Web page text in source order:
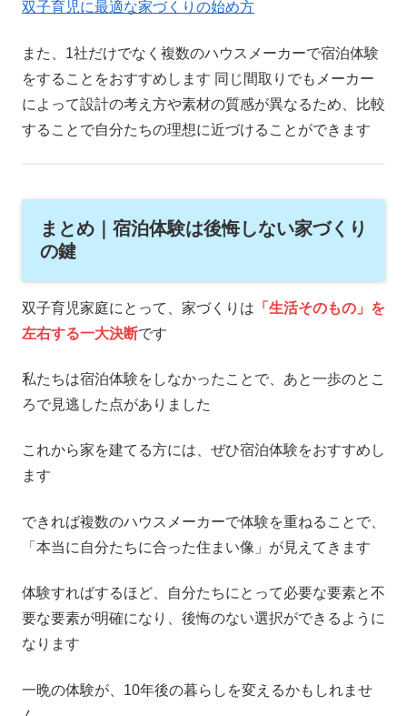
双子育児に最適な家づくりの始め方
また、1社だけでなく複数のハウスメーカーで宿泊体験
をすることをおすすめします 同じ間取りでもメーカー
によって設計の考え方や素材の質感が異なるため、比較
することで自分たちの理想に近づけることができます
まとめ｜宿泊体験は後悔しない家づくり
の鍵
双子育児家庭にとって、家づくりは 「 生活そのもの」を
左右する一大決断です
私たちは宿泊体験をしなかったことで、あと一歩のとこ
ろで見逃した点がありました
これから家を建てる方には、ぜひ宿泊体験をおすすめし
ます
できれば複数のハウスメーカーで体験を重ねることで、
「本当に自分たちに合った住まい像」が見えてきます
体験すればするほど、自分たちにとって必要な要素と不
要な要素が明確になり、後悔のない選択ができるように
なります
一晩の体験が、10年後の暮らしを変えるかもしれませ